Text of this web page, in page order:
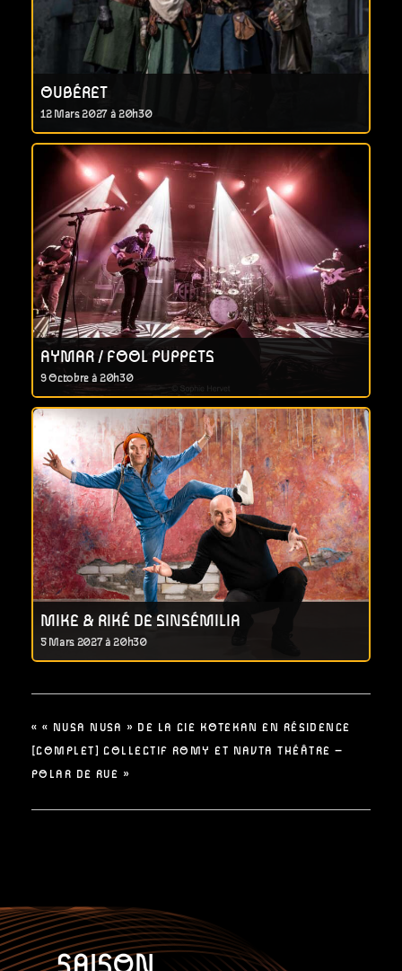
OUBÉRET
12 Mars 2027 à 20h30
AYMAR / FOOL PUPPETS
9 Octobre à 20h30
MIKE & RIKÉ DE SINSÉMILIA
5 Mars 2027 à 20h30
« « NUSA NUSA » DE LA CIE KOTEKAN EN RÉSIDENCE
[COMPLET] COLLECTIF ROMY ET NAVTA THÉÂTRE –
POLAR DE RUE »